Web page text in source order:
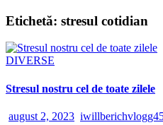
Etichetă: stresul cotidian
DIVERSE
Stresul nostru cel de toate zilele
august 2, 2023